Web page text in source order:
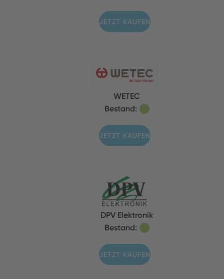
JETZT KAUFEN
WETEC
Bestand:
JETZT KAUFEN
DPV Elektronik
Bestand:
JETZT KAUFEN